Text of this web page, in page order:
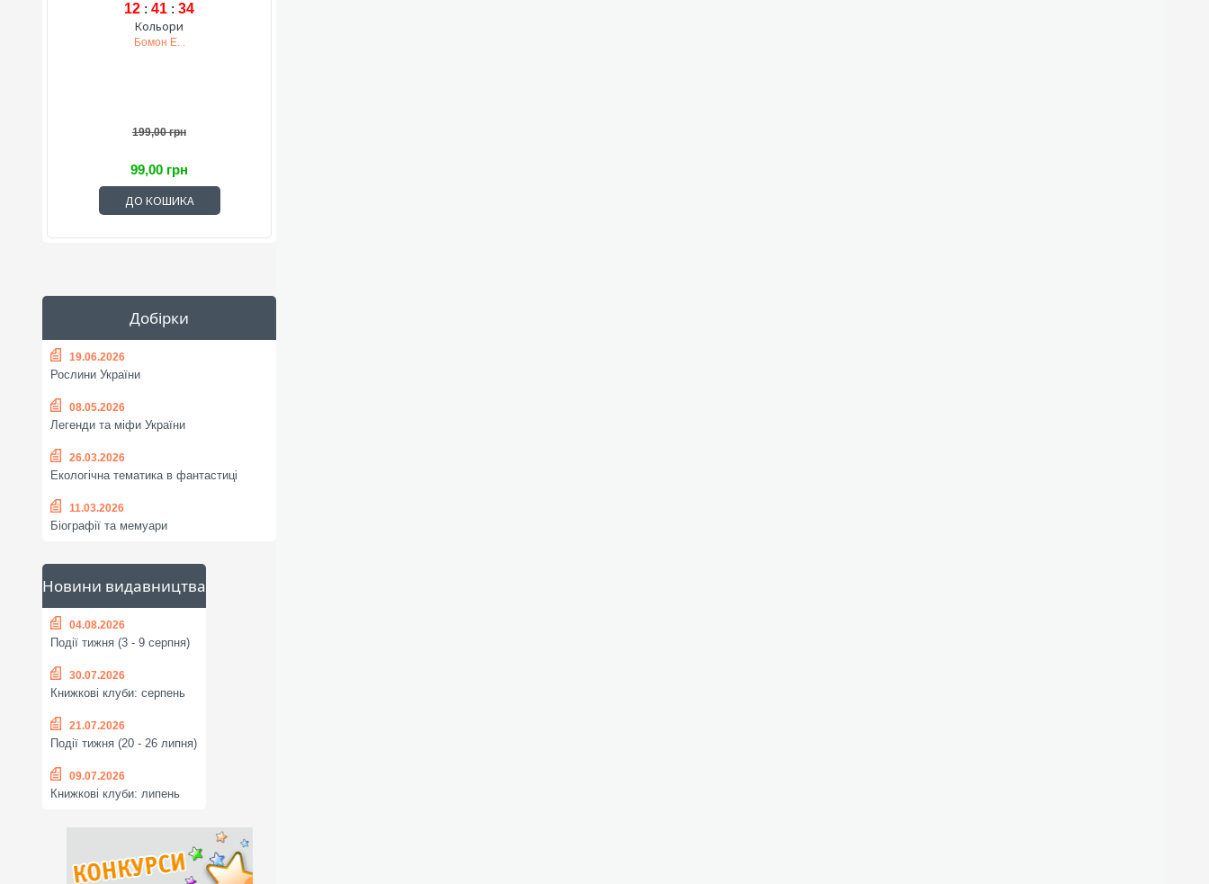
12 : 41 : 33
Кольори
Бомон Е. .
199,00 грн
99,00 грн
ДО КОШИКА
Добірки
19.06.2026
Рослини України
08.05.2026
Легенди та міфи України
26.03.2026
Екологічна тематика в фантастиці
11.03.2026
Біографії та мемуари
Новини видавництва
04.08.2026
Події тижня (3 - 9 серпня)
30.07.2026
Книжкові клуби: серпень
21.07.2026
Події тижня (20 - 26 липня)
09.07.2026
Книжкові клуби: липень